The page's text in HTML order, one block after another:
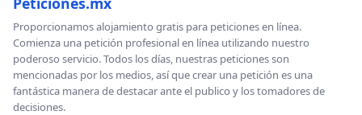
Proporcionamos alojamiento gratis para peticiones en línea.
Comienza una petición profesional en línea utilizando nuestro
poderoso servicio. Todos los días, nuestras peticiones son
mencionadas por los medios, así que crear una petición es una
fantástica manera de destacar ante el publico y los tomadores de
decisiones.